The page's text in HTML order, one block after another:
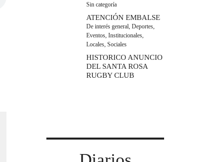
Sin categoría
ATENCIÓN EMBALSE
De interés general, Deportes,
Eventos, Institucionales,
Locales, Sociales
HISTORICO ANUNCIO
DEL SANTA ROSA
RUGBY CLUB